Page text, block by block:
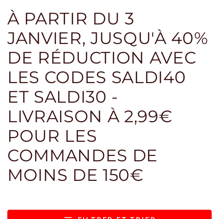
À PARTIR DU 3
JANVIER, JUSQU'À 40%
DE RÉDUCTION AVEC
LES CODES SALDI40
ET SALDI30 -
LIVRAISON À 2,99€
POUR LES
COMMANDES DE
MOINS DE 150€